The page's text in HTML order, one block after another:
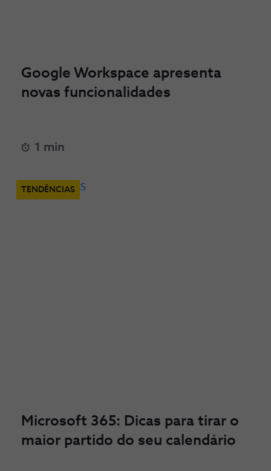
Google Workspace apresenta
novas funcionalidades
1 min
TENDÊNCIAS
Microsoft 365: Dicas para tirar o
maior partido do seu calendário